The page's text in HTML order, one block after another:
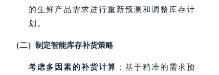
的生鲜产品需求进行重新预测和调整库存计
划。
（二）制定智能库存补货策略
考虑多因素的补货计算 ：基于精准的需求预